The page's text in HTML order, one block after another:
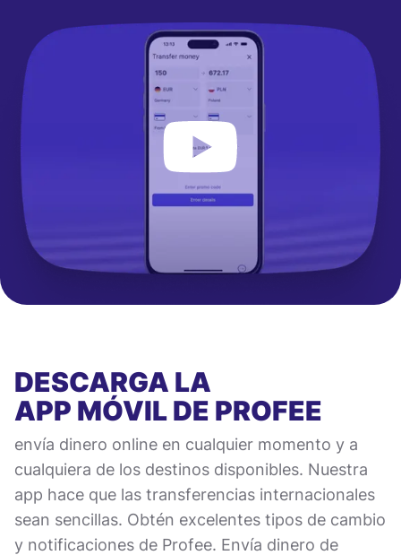
DESCARGA LA
APP MÓVILDE PROFEE
envía dinero online en cualquier momento y a
cualquiera de los destinos disponibles. Nuestra
app hace que las transferencias internacionales
sean sencillas. Obtén excelentes tipos de cambio
y notificaciones de Profee. Envía dinero de